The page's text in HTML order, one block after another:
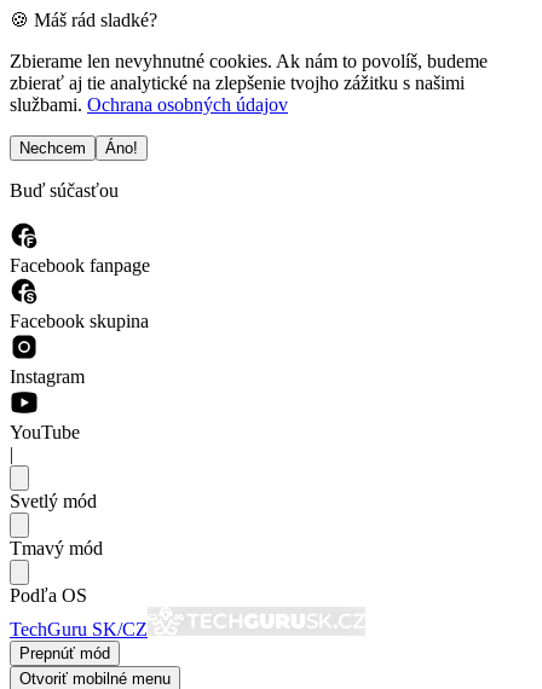
🍪 Máš rád sladké?
Zbierame len nevyhnutné cookies. Ak nám to povolíš, budeme
zbierať aj tie analytické na zlepšenie tvojho zážitku s našimi
službami. Ochrana osobných údajov
Nechcem Áno!
Buď súčasťou
Facebook fanpage
Facebook skupina
Instagram
YouTube
|
Svetlý mód
Tmavý mód
Podľa OS
TechGuru SK/CZ
Prepnúť mód
Otvoriť mobilné menu